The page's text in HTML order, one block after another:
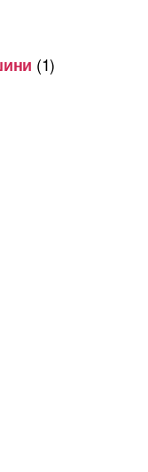
(1)